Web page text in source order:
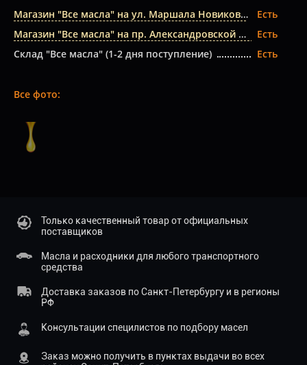
Магазин "Все масла" на ул. Маршала Новикова
Есть
Магазин "Все масла" на пр. Александровской Фермы
Есть
Склад "Все масла" (1-2 дня поступление)
Есть
Все фото:
Только качественный товар от официальных
поставщиков
Масла и расходники для любого транспортного
средства
Доставка заказов по Санкт-Петербургу и в регионы
РФ
Консультации специлистов по подбору масел
Заказ можно получить в пунктах выдачи во всех